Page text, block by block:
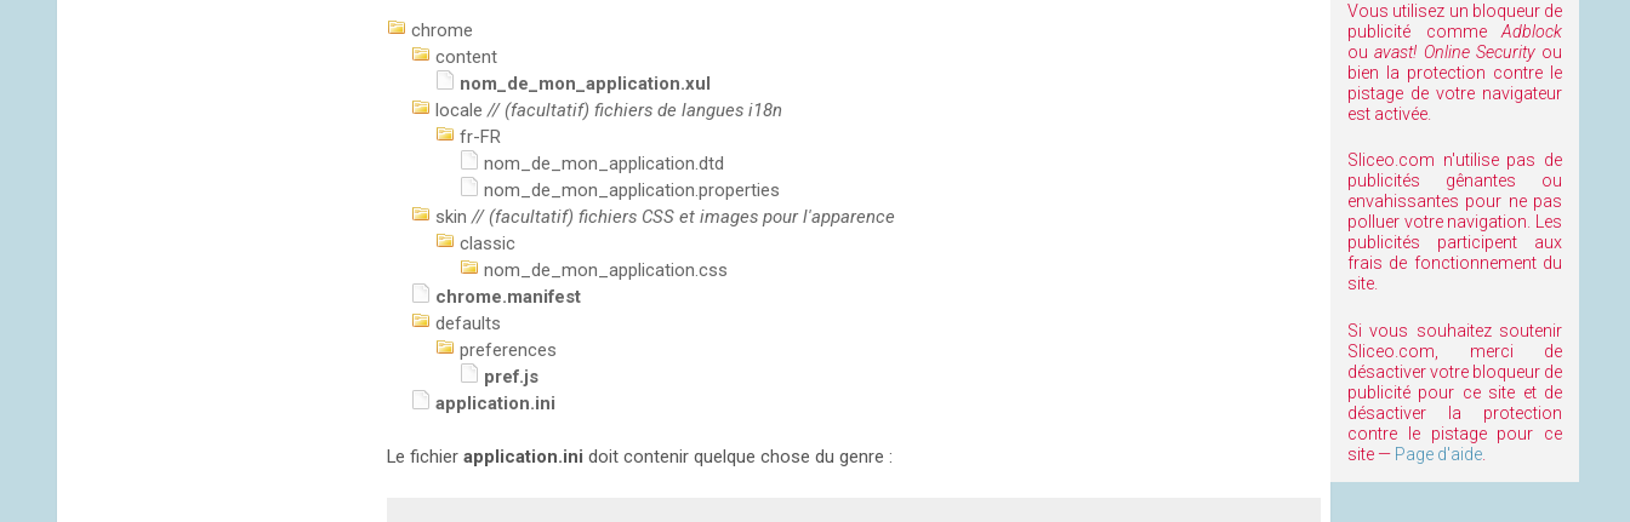
chrome
content
nom_de_mon_application.xul
locale// (facultatif) fichiers de langues i18n
fr-FR
nom_de_mon_application.dtd
nom_de_mon_application.properties
skin// (facultatif) fichiers CSS et images pour l'apparence
classic
nom_de_mon_application.css
chrome.manifest
defaults
preferences
pref.js
application.ini
Le fichier application.ini doit contenir quelque chose du genre :
Vous utilisez un bloqueur de
publicité comme Adblock
ouavast! Online Securityou
bien la protection contre le
pistage de votre navigateur
est activée.
Sliceo.com n'utilise pas de
publicités gênantes ou
envahissantes pour ne pas
polluer votre navigation. Les
publicités participent aux
frais de fonctionnement du
site.
Si vous souhaitez soutenir
Sliceo.com, merci de
désactiver votre bloqueur de
publicité pour ce site et de
désactiver la protection
contre le pistage pour ce
site — Page d'aide